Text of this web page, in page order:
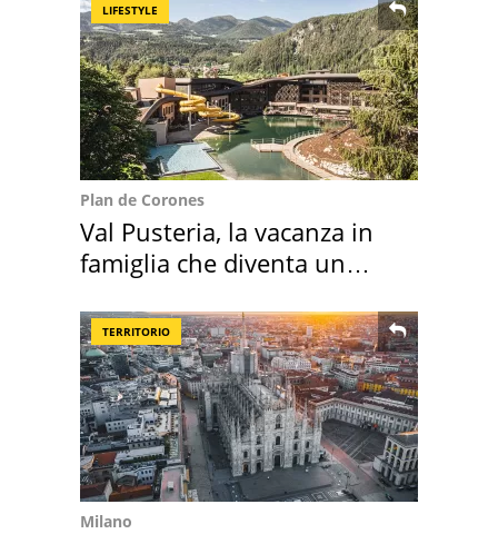
LIFESTYLE
Plan de Corones
Val Pusteria, la vacanza in
famiglia che diventa un
TERRITORIO
Milano